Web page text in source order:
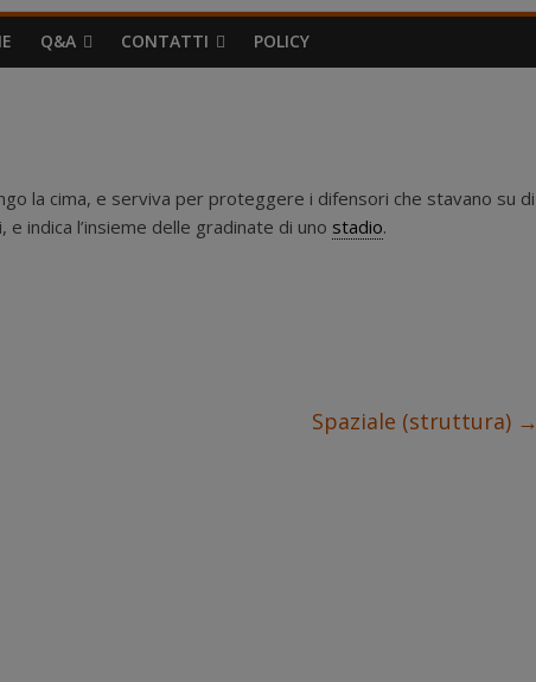
Q&A CONTATTI POLICY
la cima, e serviva per proteggere i difensori che stavano su di
indica l’insieme delle gradinate di uno stadio.
Spaziale (struttura) →